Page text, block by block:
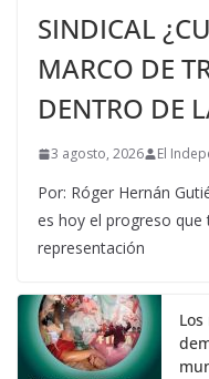
SINDICAL
MARCO DE
DENTRO DE
3 agosto, 2026 El
Por: Róger Hernán
es hoy el progreso
representación